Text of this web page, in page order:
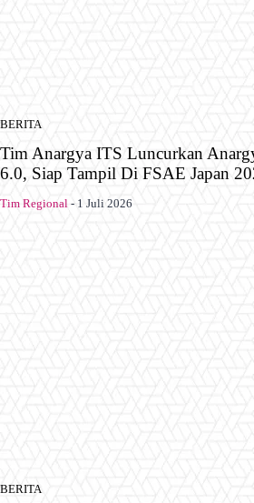
BERITA
Tim Anargya ITS Luncurkan
6.0, Siap Tampil Di FSAE Japan
Tim Regional - 1 Juli 2026
BERITA